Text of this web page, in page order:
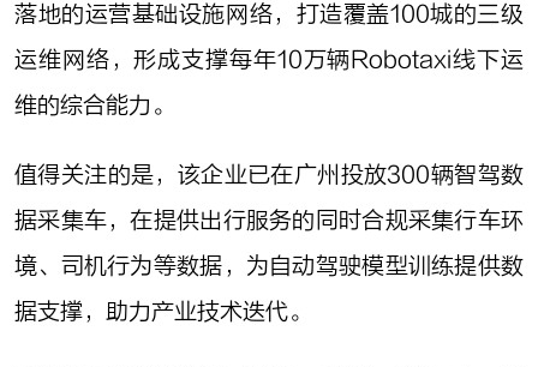
落地的运营基础设施网络，打造覆盖100城的三级
运维网络，形成支撑每年10万辆Robotaxi线下运
维的综合能力。
值得关注的是，该企业已在广州投放300辆智驾数
据采集车，在提供出行服务的同时合规采集行车环
境、司机行为等数据，为自动驾驶模型训练提供数
据支撑，助力产业技术迭代。